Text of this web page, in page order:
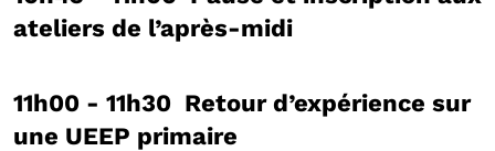
ateliers de l’après-midi
11h00 - 11h30 Retour d’expérience sur
une UEEP primaire